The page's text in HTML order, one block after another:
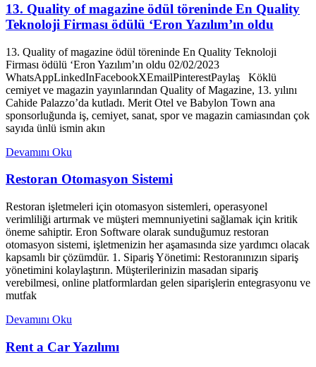
13. Quality of magazine ödül töreninde En Quality
Teknoloji Firması ödülü ‘Eron Yazılım’ın oldu
13. Quality of magazine ödül töreninde En Quality Teknoloji
Firması ödülü ‘Eron Yazılım’ın oldu 02/02/2023
WhatsAppLinkedInFacebookXEmailPinterestPaylaş Köklü
cemiyet ve magazin yayınlarından Quality of Magazine, 13. yılını
Cahide Palazzo’da kutladı. Merit Otel ve Babylon Town ana
sponsorluğunda iş, cemiyet, sanat, spor ve magazin camiasından çok
sayıda ünlü ismin akın
Devamını Oku
Restoran Otomasyon Sistemi
Restoran işletmeleri için otomasyon sistemleri, operasyonel
verimliliği artırmak ve müşteri memnuniyetini sağlamak için kritik
öneme sahiptir. Eron Software olarak sunduğumuz restoran
otomasyon sistemi, işletmenizin her aşamasında size yardımcı olacak
kapsamlı bir çözümdür. 1. Sipariş Yönetimi: Restoranınızın sipariş
yönetimini kolaylaştırın. Müşterilerinizin masadan sipariş
verebilmesi, online platformlardan gelen siparişlerin entegrasyonu ve
mutfak
Devamını Oku
Rent a Car Yazılımı